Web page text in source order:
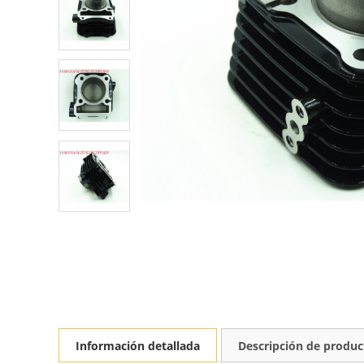
Información detallada Descripción de